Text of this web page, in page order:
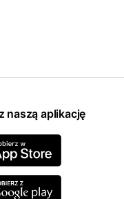
naszą aplikację